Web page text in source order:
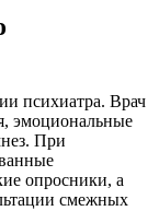
психиатра. Врач
эмоциональные
При
опросники, а
смежных